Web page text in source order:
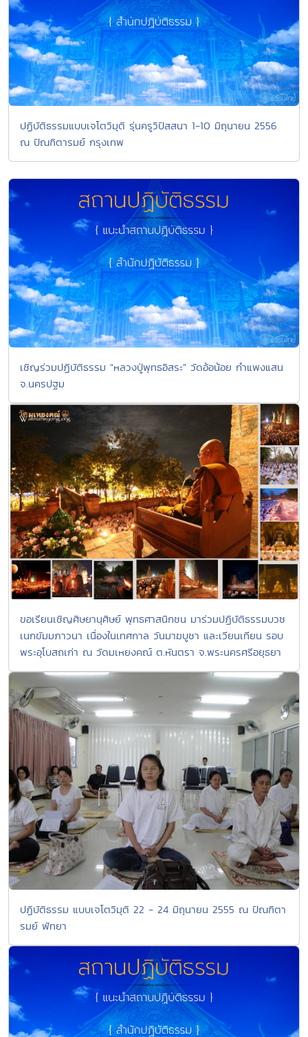
ปฏิบัติธรรมแบบเจโตวิมุติ รุ่นครูวิปัสสนา 1-10 มิถุนายน 2556
ณ ปัณฑิตารมย์ กรุงเทพ
เชิญร่วมปฏิบัติธรรม "หลวงปู่พุทธอิสระ" วัดอ้อน้อย กำแพงแสน
จ.นครปฐม
ขอเรียนเชิญศิษยานุศิษย์ พุทธศาสนิกชน มาร่วมปฏิบัติธรรมบวช
เนกขัมมภาวนา เนื่องในเทศกาล วันมาฆบูชา และเวียนเทียน รอบ
พระอุโบสถเก่า ณ วัดมเหยงคณ์ ต.หันตรา จ.พระนครศรีอยุธยา
ปฏิบัติธรรม แบบเจโตวิมุติ 22 - 24 มิถุนายน 2555 ณ ปัณฑิตา
รมย์ พัทยา